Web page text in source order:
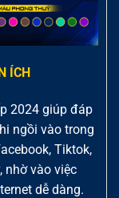
ÍCH
2024 giúp đáp
ngồi vào trong
Tiktok,
nhờ vào việc
dễ dàng.